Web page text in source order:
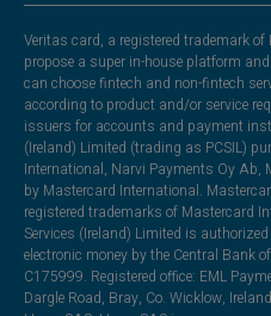
Veritas card, a registered trademark
propose a super in-house platform
can choose fintech and non-fintech
according to product and/or service
issuers for accounts and payment
(Ireland) Limited (trading as PCSIL)
International, Narvi Payments Oy Ab,
by Mastercard International.
registered trademarks of Mastercard
Services (Ireland) Limited is
electronic money by the Central Bank
C175999. Registered office: EML
Dargle Road, Bray, Co. Wicklow,